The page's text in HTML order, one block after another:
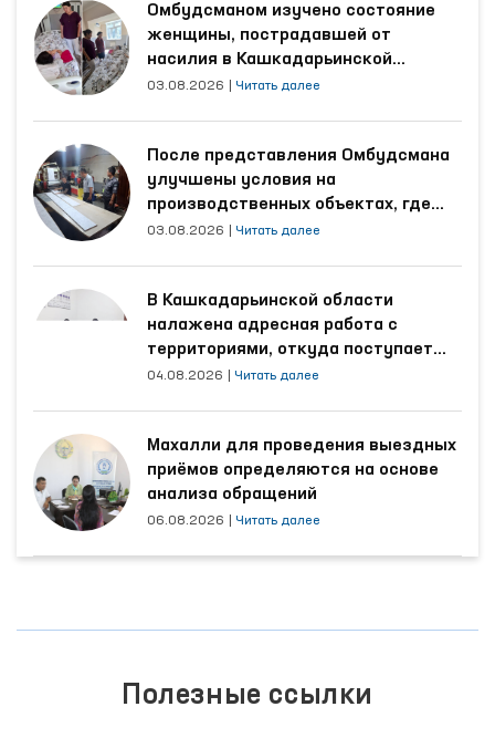
Омбудсманом изучено состояние
женщины, пострадавшей от
насилия в Кашкадарьинской
области
03.08.2026 Читать далее
После представления Омбудсмана
улучшены условия на
производственных объектах, где
трудятся осуждённые
03.08.2026 Читать далее
В Кашкадарьинской области
налажена адресная работа с
территориями, откуда поступает
наибольшее количество обращений
04.08.2026 Читать далее
Махалли для проведения выездных
приёмов определяются на основе
анализа обращений
06.08.2026 Читать далее
Полезные ссылки